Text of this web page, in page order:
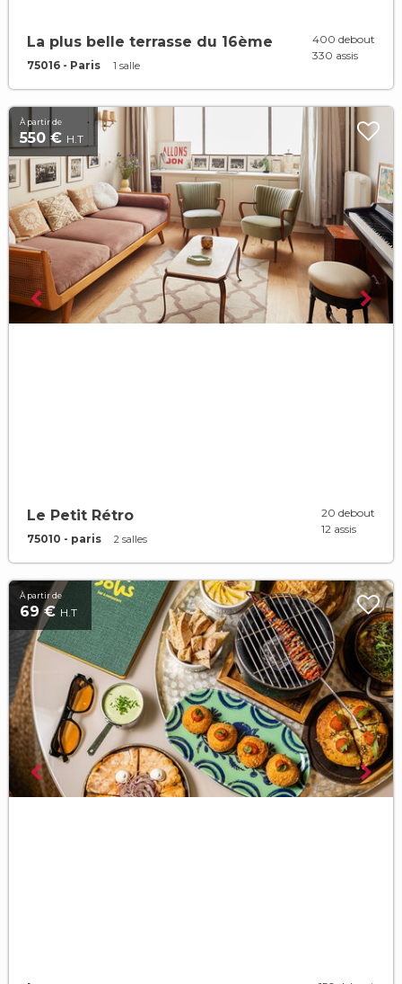
La plus belle terrasse du 16ème
75016 - Paris 1 salle
400 debout
330 assis
À partir de
550 € H.T
Le Petit Rétro
75010 - paris 2 salles
20 debout
12 assis
À partir de
69 € H.T